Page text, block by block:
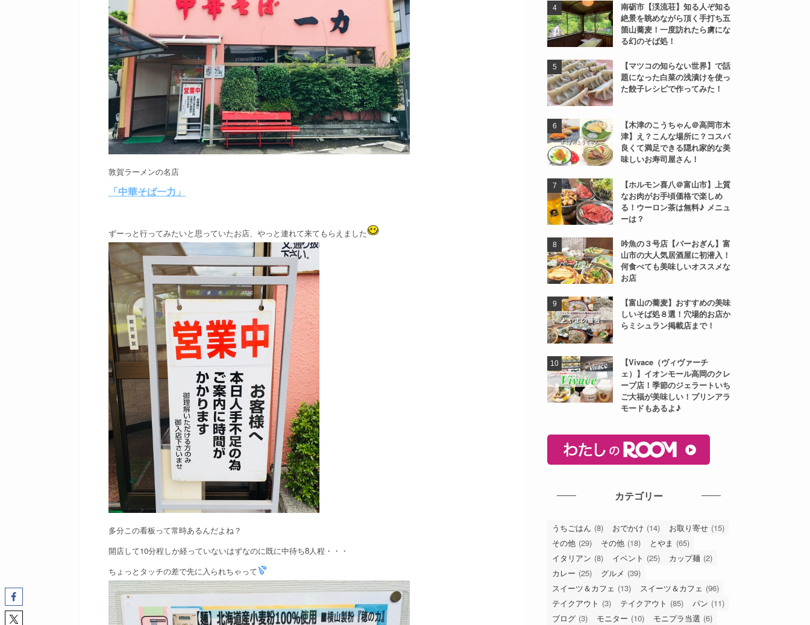
敦賀ラーメンの名店
「中華そば一力」
ずーっと行ってみたいと思っていたお店、 やっと連れて来てもらえました
多分この看板って常時あるんだよね？
開店して10分程しか経っていないはずなのに既に中待ち8人程・・・
ちょっとタッチの差で先に入られちゃって
南砺市【渓流荘】知る人ぞ知る
絶景を眺めながら頂く手打ち五
箇山蕎麦！一度訪れたら虜にな
る幻のそば処！
【マツコの知らない世界】で話
題になった白菜の浅漬けを使っ
た餃子レシピで作ってみた！
【木津のこうちゃん＠高岡市木
津】え？こんな場所に？コスパ
良くて満足できる隠れ家的な美
味しいお寿司屋さん！
【ホルモン喜八＠富山市】上質
なお肉がお手頃価格で楽しめ
る！ウーロン茶は無料♪ メニュ
ーは？
吟魚の３号店【バーおぎん】富
山市の大人気居酒屋に初潜入！
何食べても美味しいオススメな
お店
【富山の蕎麦】おすすめの美味
しいそば処８選！穴場的お店か
らミシュラン掲載店まで！
【Vivace（ヴィヴァーチ
ェ）】イオンモール高岡のクレ
ープ店！季節のジェラートいち
ご大福が美味しい！プリンアラ
モードもあるよ♪
カテゴリー
うちごはん (8) おでかけ (14) お取り寄せ (15)
その他 (29) その他 (18) とやま (65)
イタリアン (8) イベント (25) カップ麺 (2)
カレー (25) グルメ (39)
スイーツ＆カフェ (13) スイーツ＆カフェ (96)
テイクアウト (3) テイクアウト (85) パン (11)
ブログ (3) モニター (10) モニプラ当選 (6)